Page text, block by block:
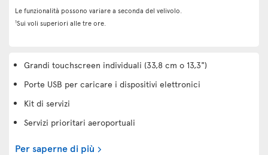
Le funzionalità possono variare a seconda del velivolo.
1Sui voli superiori alle tre ore.
Grandi touchscreen individuali (33,8 cm o 13,3")
Porte USB per caricare i dispositivi elettronici
Kit di servizi
Servizi prioritari aeroportuali
Per saperne di più